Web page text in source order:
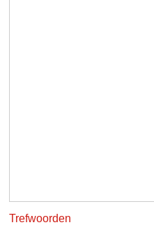
Trefwoorden